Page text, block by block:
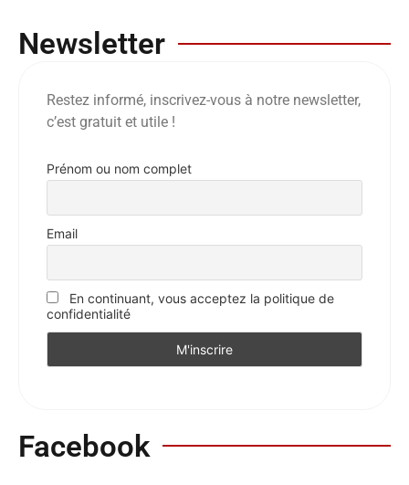
Newsletter
Restez informé, inscrivez-vous à notre newsletter,
c’est gratuit et utile !
Prénom ou nom complet
Email
En continuant, vous acceptez la politique de
confidentialité
Facebook